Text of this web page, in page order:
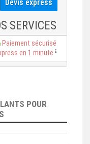
SERVICES
Paiement sécurisé
en 1 minute
POUR